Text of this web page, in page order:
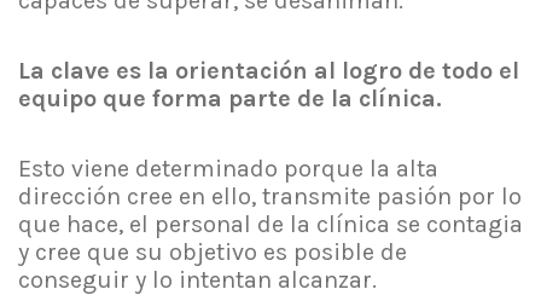
La clave es la orientación al logro de todo el
equipo que forma parte de la clínica.
Esto viene determinado porque la alta
dirección cree en ello, transmite pasión por lo
que hace, el personal de la clínica se contagia
y cree que su objetivo es posible de
conseguir y lo intentan alcanzar.